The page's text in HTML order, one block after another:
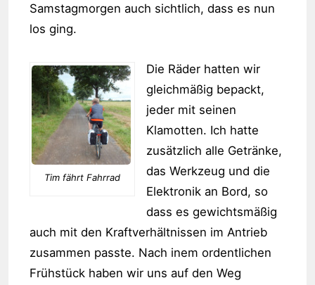
Samstagmorgen auch sichtlich, dass es nun
los ging.
Tim fährt Fahrrad
Die Räder hatten wir
gleichmäßig bepackt,
jeder mit seinen
Klamotten. Ich hatte
zusätzlich alle Getränke,
das Werkzeug und die
Elektronik an Bord, so
dass es gewichtsmäßig
auch mit den Kraftverhältnissen im Antrieb
zusammen passte. Nach inem ordentlichen
Frühstück haben wir uns auf den Weg